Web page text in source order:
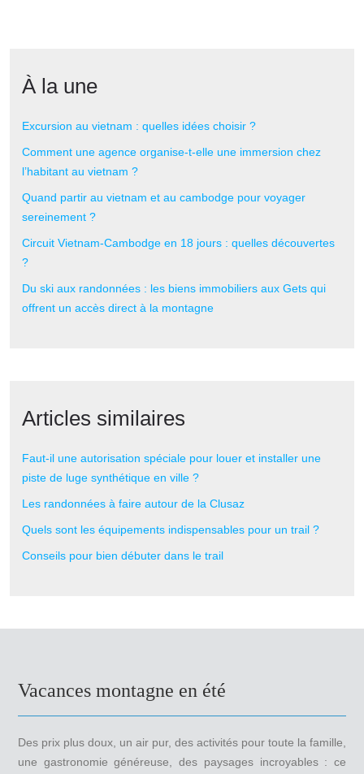
À la une
Excursion au vietnam : quelles idées choisir ?
Comment une agence organise-t-elle une immersion chez
l’habitant au vietnam ?
Quand partir au vietnam et au cambodge pour voyager
sereinement ?
Circuit Vietnam-Cambodge en 18 jours : quelles découvertes
?
Du ski aux randonnées : les biens immobiliers aux Gets qui
offrent un accès direct à la montagne
Articles similaires
Faut-il une autorisation spéciale pour louer et installer une
piste de luge synthétique en ville ?
Les randonnées à faire autour de la Clusaz
Quels sont les équipements indispensables pour un trail ?
Conseils pour bien débuter dans le trail
Vacances montagne en été
Des prix plus doux, un air pur, des activités pour toute la famille,
une gastronomie généreuse, des paysages incroyables : ce